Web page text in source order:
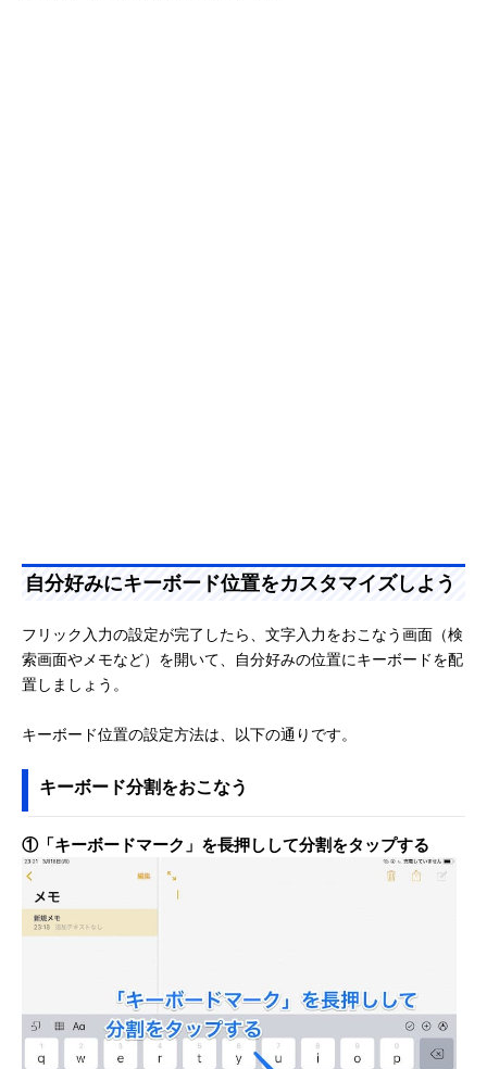
自分好みにキーボード位置をカスタマイズしよう
フリック入力の設定が完了したら、文字入力をおこなう画面（検
索画面やメモなど）を開いて、自分好みの位置にキーボードを配
置しましょう。
キーボード位置の設定方法は、以下の通りです。
キーボード分割をおこなう
①「キーボードマーク」を長押しして分割をタップする